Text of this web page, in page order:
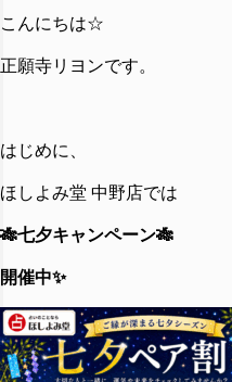
こんにちは☆
正願寺リヨンです。
はじめに、
ほしよみ堂 中野店では
🎋七夕キャンペーン🎋
開催中✨